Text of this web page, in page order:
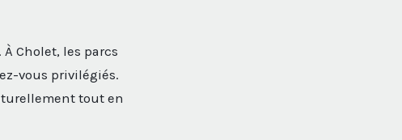
Cholet, les parcs
vous privilégiés.
tout en